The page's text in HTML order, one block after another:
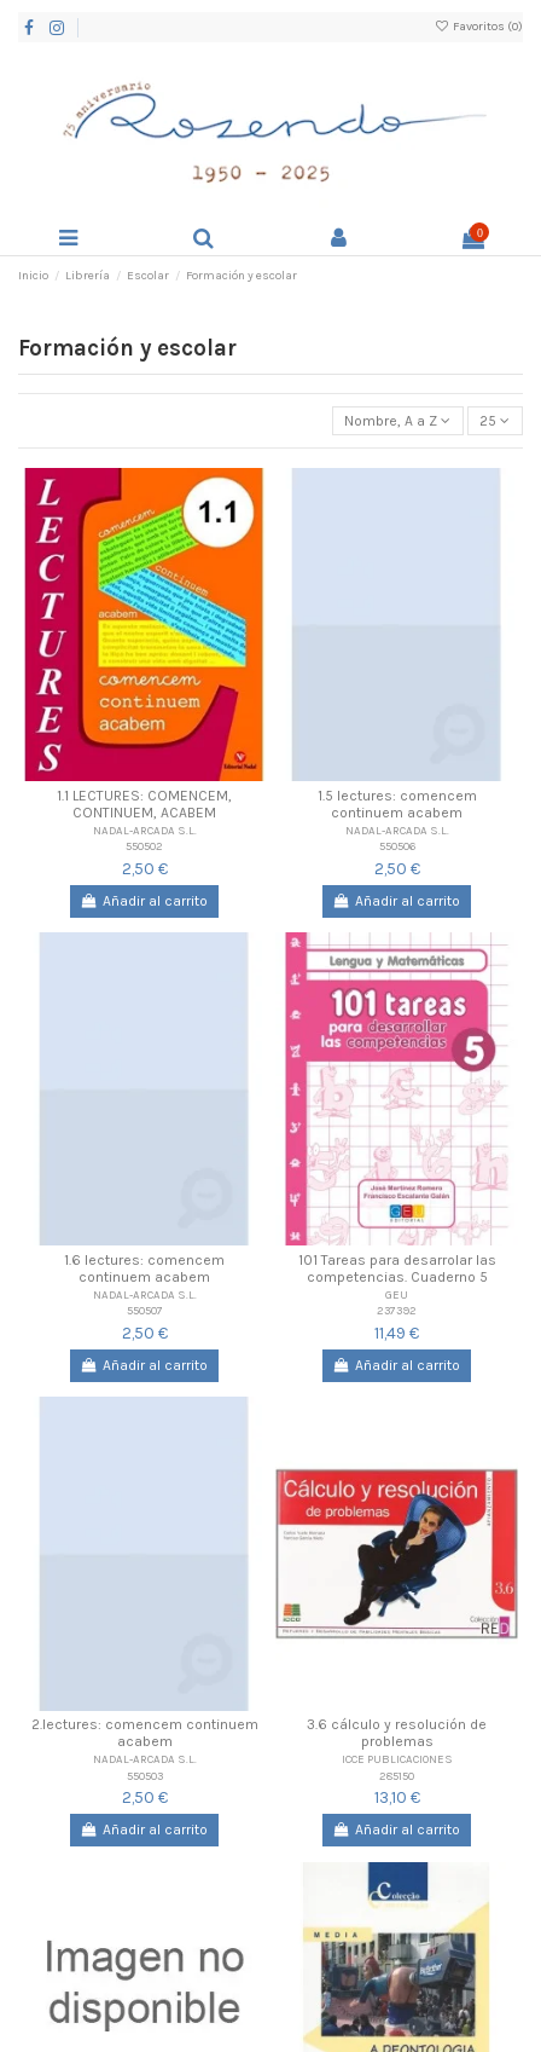
Favoritos (0)
0
Inicio Librería Escolar Formación y escolar
Formación y escolar
Nombre, A a Z 25
1.1 LECTURES: COMENCEM,
CONTINUEM, ACABEM
NADAL-ARCADA S.L.
550502
2,50 €
Añadir al carrito
1.5 lectures: comencem
continuem acabem
NADAL-ARCADA S.L.
550506
2,50 €
Añadir al carrito
1.6 lectures: comencem
continuem acabem
NADAL-ARCADA S.L.
550507
2,50 €
Añadir al carrito
101 Tareas para desarrolar las
competencias. Cuaderno 5
GEU
237392
11,49 €
Añadir al carrito
2.lectures: comencem continuem
acabem
NADAL-ARCADA S.L.
550503
2,50 €
Añadir al carrito
3.6 cálculo y resolución de
problemas
ICCE PUBLICACIONES
285150
13,10 €
Añadir al carrito